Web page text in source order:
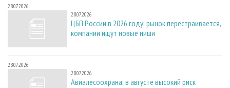
28.07.2026
28.07.2026
ЦБП России в 2026 году: рынок перестраивается,
компании ищут новые ниши
28.07.2026
28.07.2026
Авиалесоохрана: в августе высокий риск